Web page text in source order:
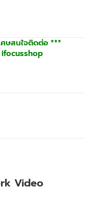
ศษสนใจติดต่อ ***
ifocusshop
Video